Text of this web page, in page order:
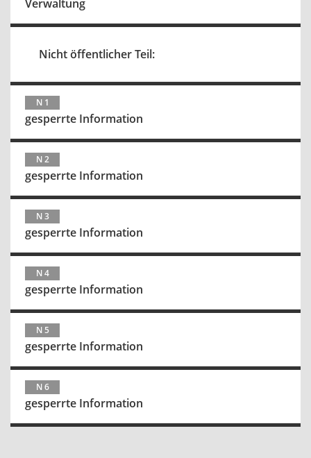
Verwaltung
Nicht öffentlicher Teil:
N 1
gesperrte Information
N 2
gesperrte Information
N 3
gesperrte Information
N 4
gesperrte Information
N 5
gesperrte Information
N 6
gesperrte Information